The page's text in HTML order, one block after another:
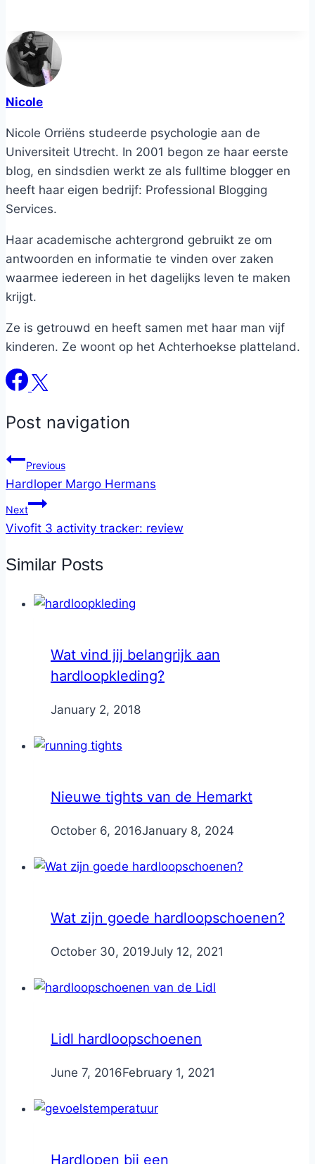
Nicole
Nicole Orriëns studeerde psychologie aan de
Universiteit Utrecht. In 2001 begon ze haar eerste
blog, en sindsdien werkt ze als fulltime blogger en
heeft haar eigen bedrijf: Professional Blogging
Services.
Haar academische achtergrond gebruikt ze om
antwoorden en informatie te vinden over zaken
waarmee iedereen in het dagelijks leven te maken
krijgt.
Ze is getrouwd en heeft samen met haar man vijf
kinderen. Ze woont op het Achterhoekse platteland.
Post navigation
Previous
Hardloper Margo Hermans
Next
Vivofit 3 activity tracker: review
Similar Posts
Wat vind jij belangrijk aan
hardloopkleding?
ByNicole
January 2, 2018
Nieuwe tights van de Hemarkt
ByNicole
October 6, 2016January 8, 2024
Wat zijn goede hardloopschoenen?
ByNicole
October 30, 2019July 12, 2021
Lidl hardloopschoenen
ByNicole
June 7, 2016February 1, 2021
Hardlopen bij een